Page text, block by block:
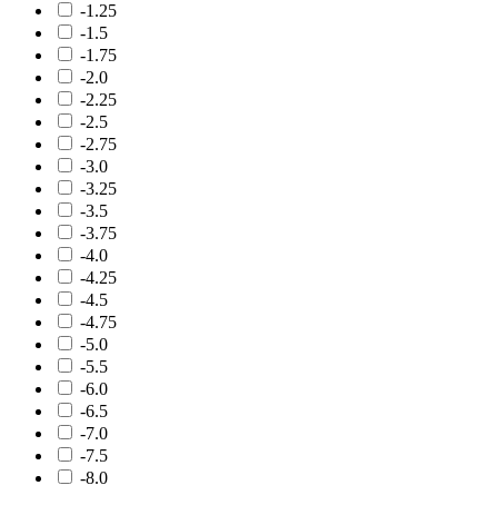
-1.25
-1.5
-1.75
-2.0
-2.25
-2.5
-2.75
-3.0
-3.25
-3.5
-3.75
-4.0
-4.25
-4.5
-4.75
-5.0
-5.5
-6.0
-6.5
-7.0
-7.5
-8.0